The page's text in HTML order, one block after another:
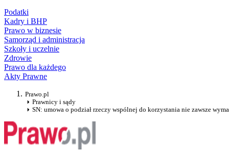
Podatki
Kadry i BHP
Prawo w biznesie
Samorząd i administracja
Szkoły i uczelnie
Zdrowie
Prawo dla każdego
Akty Prawne
Prawo.pl
Prawnicy i sądy
SN: umowa o podział rzeczy wspólnej do korzystania nie zawsze